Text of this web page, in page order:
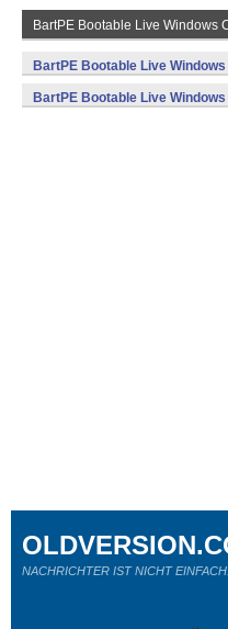
BartPE Bootable Live Windows
BartPE Bootable Live
BartPE Bootable Live
NACHRICHTER IST NICHT